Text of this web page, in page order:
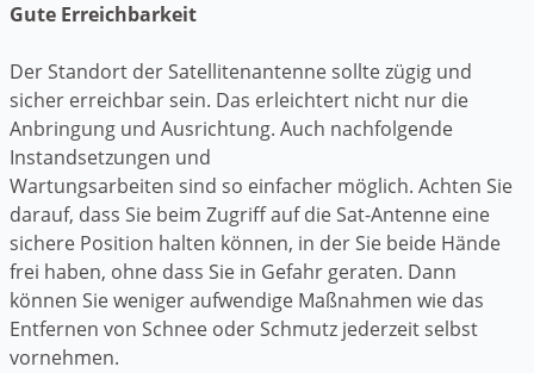
Gute Erreichbarkeit
Der Standort der Satellitenantenne sollte zügig und
sicher erreichbar sein. Das erleichtert nicht nur die
Anbringung und Ausrichtung. Auch nachfolgende
Instandsetzungen und
Wartungsarbeiten sind so einfacher möglich. Achten Sie
darauf, dass Sie beim Zugriff auf die Sat-Antenne eine
sichere Position halten können, in der Sie beide Hände
frei haben, ohne dass Sie in Gefahr geraten. Dann
können Sie weniger aufwendige Maßnahmen wie das
Entfernen von Schnee oder Schmutz jederzeit selbst
vornehmen.